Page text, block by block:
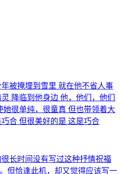
被掩埋到雪里 就在他不省人事
降临到他身边 他，他们，他们
很单纯，很童真 但也带领着大
合 但很美好的是 这是巧合
长时间没有写过这种抒情祝福
但恰逢此机，却又觉得应该写一